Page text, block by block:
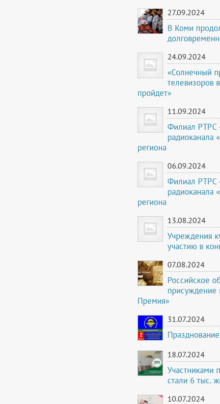
27.09.2024
В Коми
24.09.2024
«Солнечный
телевизоров
пройдет»
11.09.2024
Филиал РТРС
радиоканала
региона
06.09.2024
Филиал РТРС
радиоканала
региона
13.08.2024
Учреждения
участию в
07.08.2024
Российское
присуждение
Премия»
31.07.2024
18.07.2024
Участниками
стали 6 тыс.
10.07.2024